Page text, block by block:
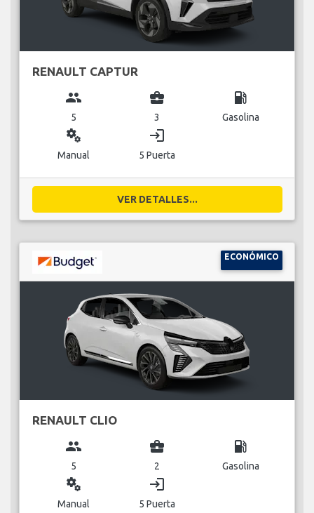
RENAULT CAPTUR
group
5
business_center
3
local_gas_station
Gasolina
miscellaneous_services
Manual
login
5 Puerta
VER DETALLES...
ECONÓMICO
RENAULT CLIO
group
5
business_center
2
local_gas_station
Gasolina
miscellaneous_services
Manual
login
5 Puerta